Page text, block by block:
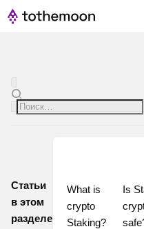
Статьи
в этом
разделе
What is
crypto
Staking?
Is